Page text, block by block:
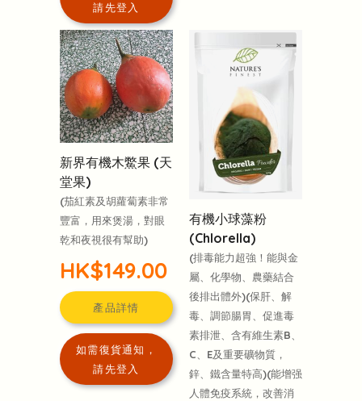
請先登入
新界有機木鱉果 (天
堂果)
(茄紅素及胡蘿蔔素非常
豐富，用來煲湯，對眼
乾和夜視很有幫助)
HK$149.00
產品詳情
如需復貨通知，
請先登入
有機小球藻粉
(Chlorella)
(排毒能力超強！能與金
屬、化學物、農藥結合
後排出體外)(保肝、解
毒、調節腸胃、促進毒
素排泄、含有維生素B、
C、E及重要礦物質，
鋅、鐵含量特高)(能增强
人體免疫系統，改善消